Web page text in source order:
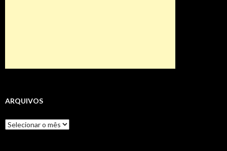
ARQUIVOS
Arquivos